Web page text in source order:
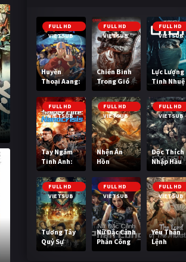
FULL HD
VIETSUB
Huyền
Thoại Aang:
Tiết Khí Sư
Cuối Cùng
FULL HD
VIETSUB
Chiến Binh
Trong Gió
FULL HD
VIETSUB
Lực Lượng
Tinh Nhuệ
FULL HD
VIETSUB
Tay Ngắm
Tinh Anh:
Nguy Cơ
Nano
FULL HD
VIETSUB
Nhện Ăn
Hồn
FULL HD
VIETSUB
Độc Thích
Nhập Hầu
FULL HD
VIETSUB
Tương Tây
Quỷ Sự
FULL HD
VIETSUB
Nữ Đặc Cảnh
Phản Công
FULL HD
VIETSUB
Yêu Thần
Lệnh